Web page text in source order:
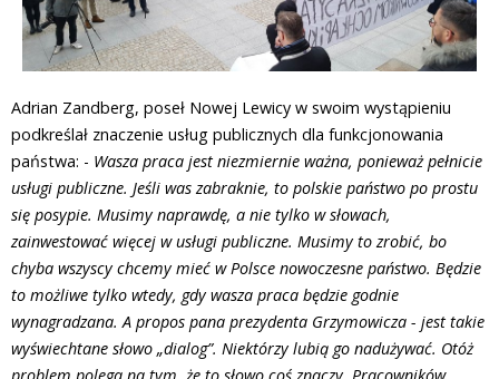
Adrian Zandberg, poseł Nowej Lewicy w swoim wystąpieniu
podkreślał znaczenie usług publicznych dla funkcjonowania
państwa: - Wasza praca jest niezmiernie ważna, ponieważ pełnicie
usługi publiczne. Jeśli was zabraknie, to polskie państwo po prostu
się posypie. Musimy naprawdę, a nie tylko w słowach,
zainwestować więcej w usługi publiczne. Musimy to zrobić, bo
chyba wszyscy chcemy mieć w Polsce nowoczesne państwo. Będzie
to możliwe tylko wtedy, gdy wasza praca będzie godnie
wynagradzana. A propos pana prezydenta Grzymowicza - jest takie
wyświechtane słowo „dialog”. Niektórzy lubią go nadużywać. Otóż